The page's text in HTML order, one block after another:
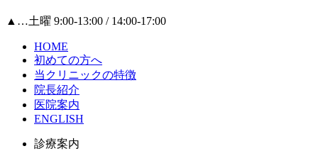
▲ …土曜 9:00-13:00 / 14:00-17:00
HOME
初めての方へ
当クリニックの特徴
院長紹介
医院案内
ENGLISH
診療案内